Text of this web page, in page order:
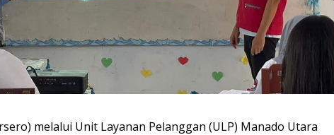
melalui Unit Layanan Pelanggan (ULP) Manado Utara